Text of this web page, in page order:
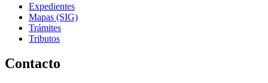
Expedientes
Mapas (SIG)
Trámites
Tributos
Contacto